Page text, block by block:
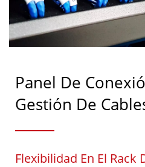
Panel De
Gestión De
Flexibilidad En El Rack